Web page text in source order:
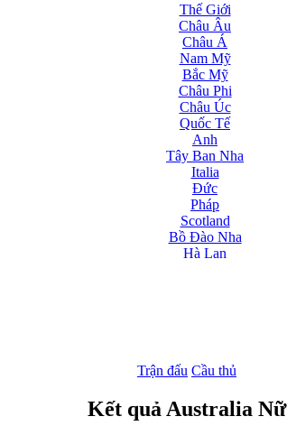
Thế Giới
Châu Âu
Châu Á
Nam Mỹ
Bắc Mỹ
Châu Phi
Châu Úc
Quốc Tế
Anh
Tây Ban Nha
Italia
Đức
Pháp
Scotland
Bồ Đào Nha
Hà Lan
Belarus
Bosnia-Herzgovina
Bắc Ireland
Trận đấu Cầu thủ
Kết quả Australia Nữ